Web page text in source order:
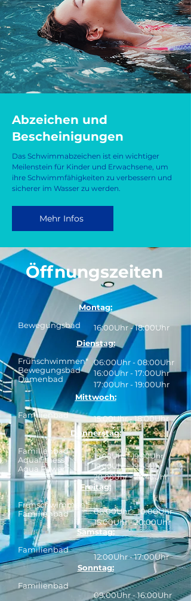
Abzeichen und
Bescheinigungen
Das Schwimmabzeichen ist ein wichtiger
Meilenstein für Kinder und Erwachsene, um
ihre Schwimmfähigkeiten zu verbessern und
sicherer im Wasser zu werden.
Mehr Infos
Öffnungszeiten
Montag:​
Bewegungsbad
Dienstag:
Frühschwimmen*
Bewegungsbad
Damenbad
Mittwoch:
Familienbad
Donnerstag:
Familienbad
Aquafitness
Aqua Power
Freitag:
Frühschwimmen*
Familienbad
Samstag:
Familienbad
Sonntag:
Familienbad
09:00Uhr - 16:00Uhr
15:00Uhr - 19:00Uhr
19:00Uhr - 19:45Uhr
20:00Uhr - 20:45Uhr
16:00Uhr - 18:00Uhr
15:00Uhr -18:00Uhr
06:00Uhr - 10:00Uhr
15:00Uhr - 20:00Uhr
12:00Uhr - 17:00Uhr
06:00Uhr - 08:00Uhr
16:00Uhr - 17:00Uhr
17:00Uhr - 19:00Uhr